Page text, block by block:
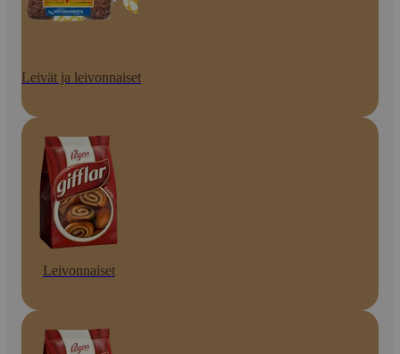
Leivät ja leivonnaiset
Leivonnaiset